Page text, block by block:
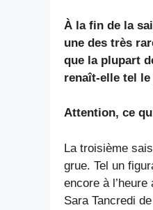
À la fin de la
une des très
que la plupart
renaît-elle tel
Attention, ce
La troisième
grue. Tel un
encore à
Sara Tancredi de